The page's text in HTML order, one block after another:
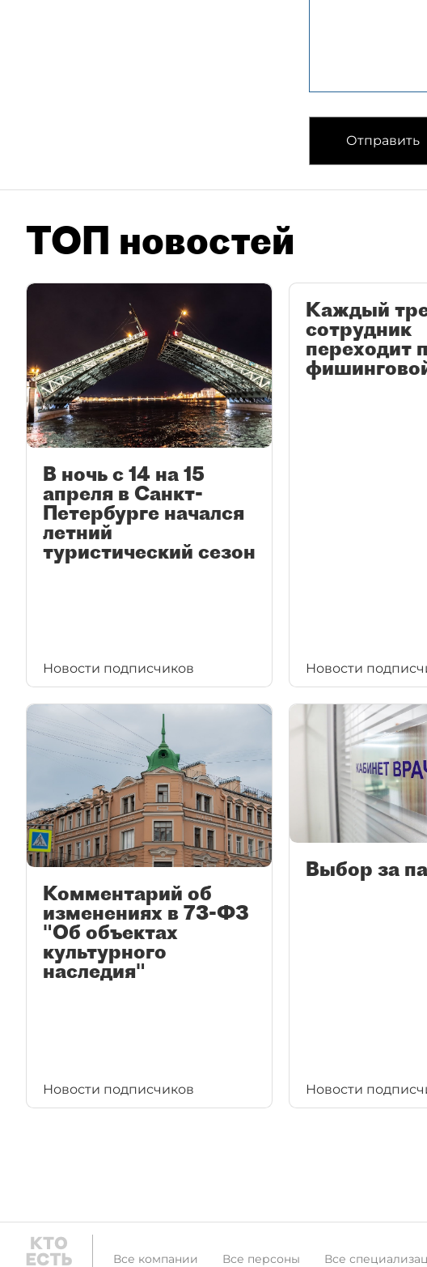
Отправить
ТОП новостей
В ночь с 14 на 15
апреля в Санкт-
Петербурге начался
летний
туристический сезон
Новости подписчиков
Каждый
сотрудник
переходит
Новости
Комментарий об
изменениях в 73-ФЗ
"Об объектах
культурного
наследия"
Новости подписчиков
Выбор за
Новости
Все компании Все персоны Все